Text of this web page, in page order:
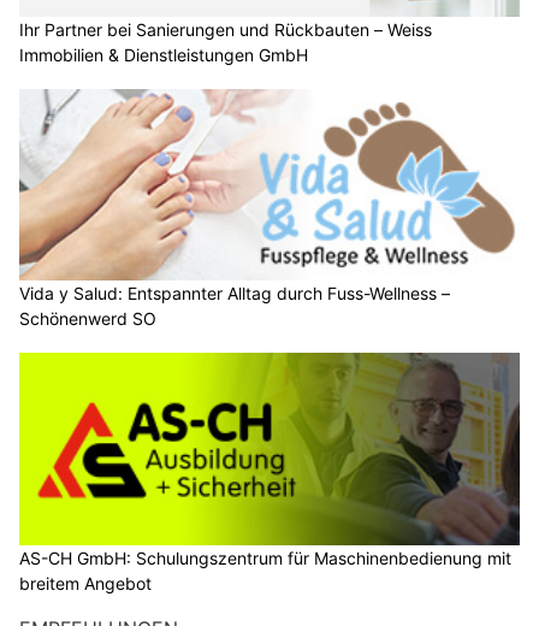
Ihr Partner bei Sanierungen und Rückbauten – Weiss
Immobilien & Dienstleistungen GmbH
Vida y Salud: Entspannter Alltag durch Fuss-Wellness –
Schönenwerd SO
AS-CH GmbH: Schulungszentrum für Maschinenbedienung mit
breitem Angebot